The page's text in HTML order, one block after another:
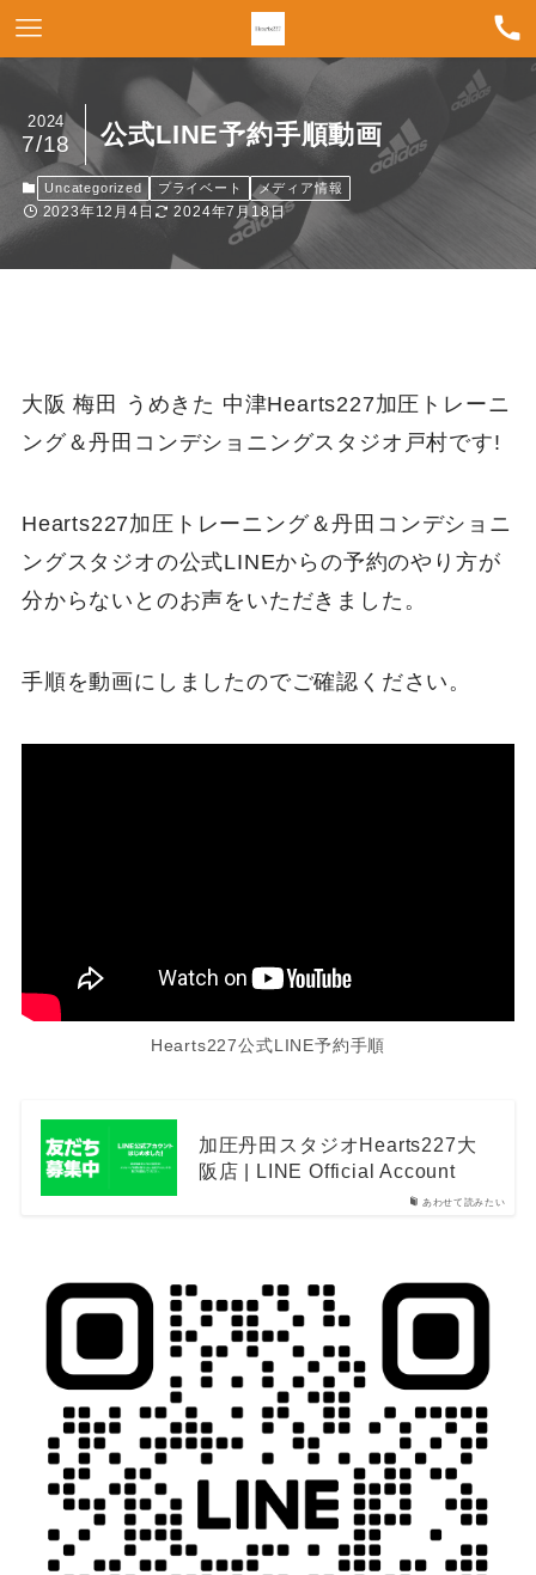
公式LINE予約手順動画
2024
7/18
Uncategorized プライベート メディア情報
2023年12月4日 2024年7月18日
大阪 梅田 うめきた 中津Hearts227加圧トレーニ
ング＆丹田コンデショニングスタジオ戸村です!
Hearts227加圧トレーニング＆丹田コンデショニ
ングスタジオの公式LINEからの予約のやり方が
分からないとのお声をいただきました。
手順を動画にしましたのでご確認ください。
Hearts227公式LINE予約手順
あわせて読みたい
加圧丹田スタジオHearts227大
阪店 | LINE Official Account